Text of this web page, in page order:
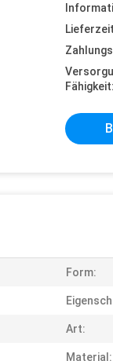
Fähigkeit:
Form:
Art:
Material: